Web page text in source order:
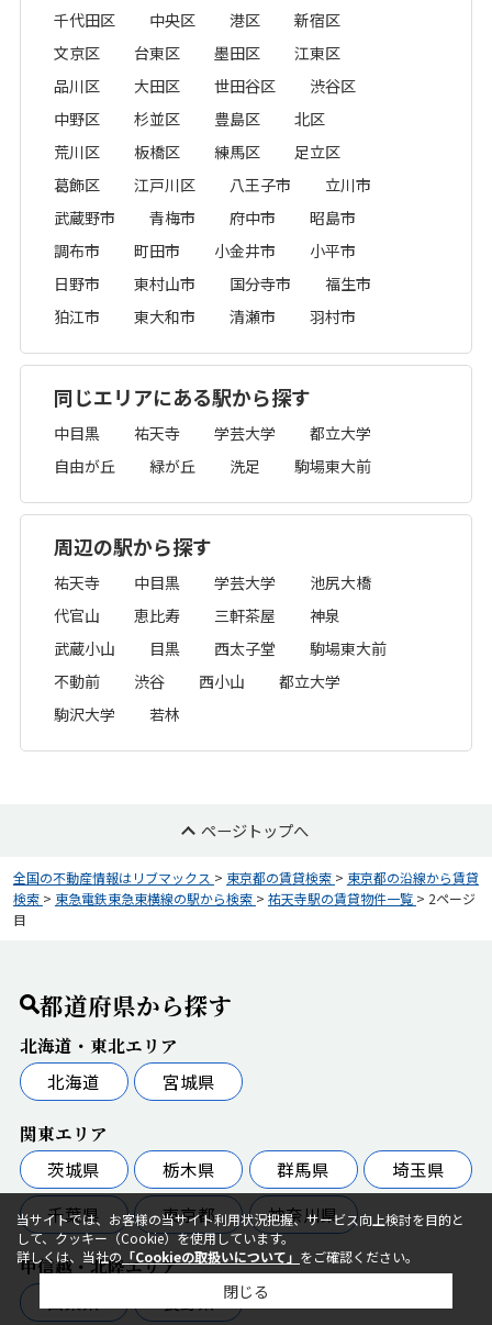
千代田区 中央区 港区
新宿区
文京区
台東区 墨田区
江東区
品川区
大田区 世田谷区
渋谷区
中野区
杉並区 豊島区
北区
荒川区
板橋区 練馬区
足立区
葛飾区
江戸川区 八王子市
立川市
武蔵野市
青梅市 府中市
昭島市
調布市
町田市 小金井市
小平市
日野市
東村山市 国分寺市
福生市
狛江市
東大和市 清瀬市 羽村市
同じエリアにある駅から探す
中目黒 祐天寺 学芸大学
都立大学
自由が丘
緑が丘 洗足 駒場東大前
周辺の駅から探す
祐天寺 中目黒 学芸大学
池尻大橋
代官山
恵比寿 三軒茶屋
神泉
武蔵小山
目黒 西太子堂
駒場東大前
不動前
渋谷 西小山
都立大学
駒沢大学
若林
ページトップへ
全国の不動産情報はリブマックス > 東京都の賃貸検索 > 東京都の沿線から賃貸
検索 > 東急電鉄東急東横線の駅から検索 > 祐天寺駅の賃貸物件一覧 > 2ページ
目
都道府県から探す
北海道・東北エリア
北海道
宮城県
関東エリア
茨城県
栃木県 群馬県
埼玉県
千葉県
東京都 神奈川県
甲信越・北陸エリア
当サイトでは、お客様の当サイト利用状況把握、サービス向上検討を目的と
して、クッキー（Cookie）を使用しています。
詳しくは、当社の「Cookieの取扱いについて」 をご確認ください。
閉じる